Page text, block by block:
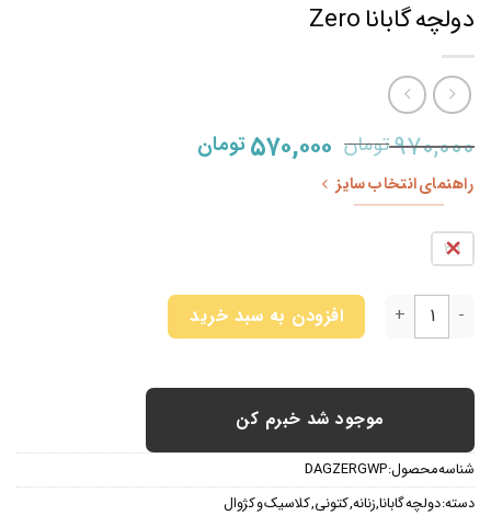
دولچه گابانا Zero
۹۷۰,۰۰۰تومان قیمت
اصلی
۵۷۰,۰۰۰تومانقیمت
راهنمای انتخاب سایز
39
دولچه گابانا Zero عدد افزودن به سبد خرید
موجود شد خبرم کن
شناسه محصول:DAGZERGWP
دسته:دولچه گابانا,زنانه,کتونی,کلاسیک و کژوال